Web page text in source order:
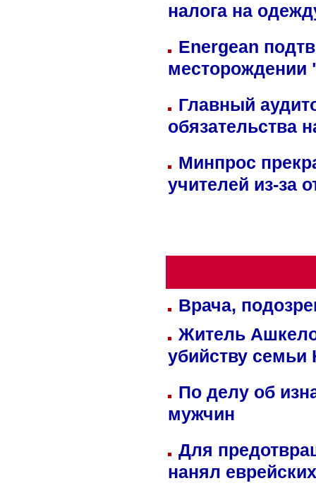
налога на
Energean
Главный
обязательства
Минпрос
учителей из-за
Врача,
Житель
убийству семьи
По делу об
мужчин
Для
нанял